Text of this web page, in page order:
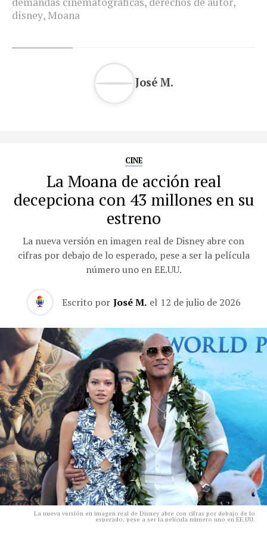
disney, Moana
José M.
CINE
La Moana de acción real
decepciona con 43 millones en su
estreno
La nueva versión en imagen real de Disney abre con
cifras por debajo de lo esperado, pese a ser la película
número uno en EE.UU.
Escrito por José M. el 12 de julio de 2026
La nueva versión en imagen real de Disney abre con cifras por debajo de lo
esperado, pese a ser la película número uno en EE.UU.